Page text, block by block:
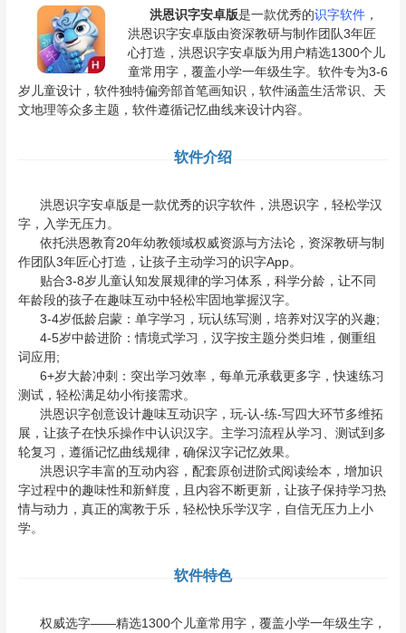
洪恩识字安卓版是一款优秀的识字软件，
洪恩识字安卓版由资深教研与制作团队3年匠
心打造，洪恩识字安卓版为用户精选1300个儿
童常用字，覆盖小学一年级生字。软件专为3-6
岁儿童设计，软件独特偏旁部首笔画知识，软件涵盖生活常识、天
文地理等众多主题，软件遵循记忆曲线来设计内容。
软件介绍
洪恩识字安卓版是一款优秀的识字软件，洪恩识字，轻松学汉
字，入学无压力。
依托洪恩教育20年幼教领域权威资源与方法论，资深教研与制
作团队3年匠心打造，让孩子主动学习的识字App。
贴合3-8岁儿童认知发展规律的学习体系，科学分龄，让不同
年龄段的孩子在趣味互动中轻松牢固地掌握汉字。
3-4岁低龄启蒙：单字学习，玩认练写测，培养对汉字的兴趣;
4-5岁中龄进阶：情境式学习，汉字按主题分类归堆，侧重组
词应用;
6+岁大龄冲刺：突出学习效率，每单元承载更多字，快速练习
测试，轻松满足幼小衔接需求。
洪恩识字创意设计趣味互动识字，玩-认-练-写四大环节多维拓
展，让孩子在快乐操作中认识汉字。主学习流程从学习、测试到多
轮复习，遵循记忆曲线规律，确保汉字记忆效果。
洪恩识字丰富的互动内容，配套原创进阶式阅读绘本，增加识
字过程中的趣味性和新鲜度，且内容不断更新，让孩子保持学习热
情与动力，真正的寓教于乐，轻松快乐学汉字，自信无压力上小
学。
软件特色
权威选字——精选1300个儿童常用字，覆盖小学一年级生字，